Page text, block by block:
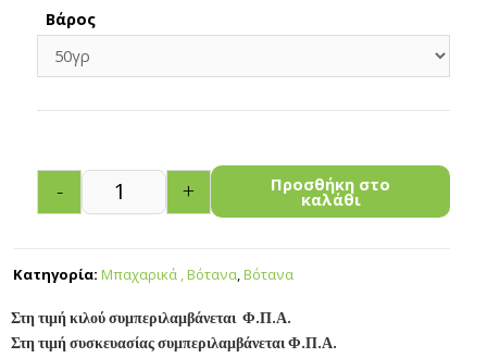
Βάρος
- + Προσθήκη στο
καλάθι
Κατηγορία: Μπαχαρικά , Βότανα,Βότανα
Στη τιμή κιλού συμπεριλαμβάνεται Φ.Π.Α.
Στη τιμή συσκευασίας συμπεριλαμβάνεται Φ.Π.Α.